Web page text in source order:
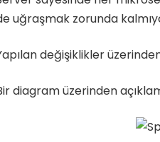
uğraşmak zorunda
değişiklikler
diagram üzerinden